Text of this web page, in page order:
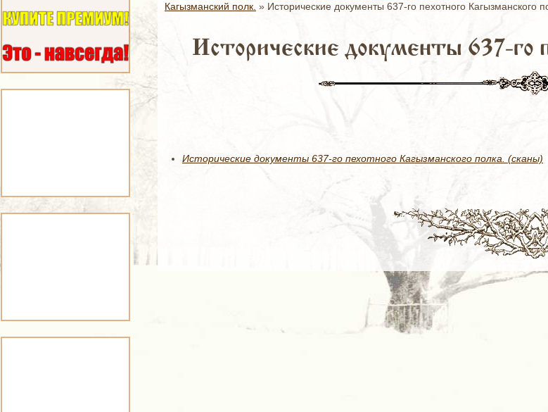
Кагызманский полк. » Исторические документы 637-го пехотного Кагызманского
Исторические документы 637-го
Исторические документы 637-го пехотного Кагызманского полка. (сканы)